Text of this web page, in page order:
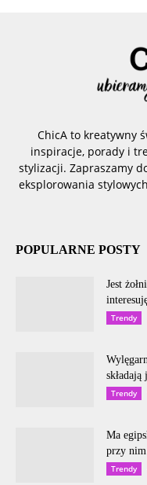
ChicA to kreatywny
inspiracje, porady i
stylizacji. Zapraszamy
eksplorowania
POPULARNE POSTY
Jest
Trendy
składają
Trendy
Ma
przy nim
Trendy